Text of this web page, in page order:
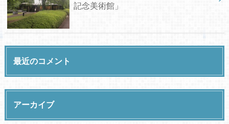
記念美術館」
最近のコメント
アーカイブ